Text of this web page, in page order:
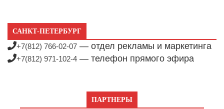
САНКТ-ПЕТЕРБУРГ
+7(812) 766-02-07 — отдел рекламы и маркетинга
+7(812) 971-102-4 — телефон прямого эфира
ПАРТНЕРЫ